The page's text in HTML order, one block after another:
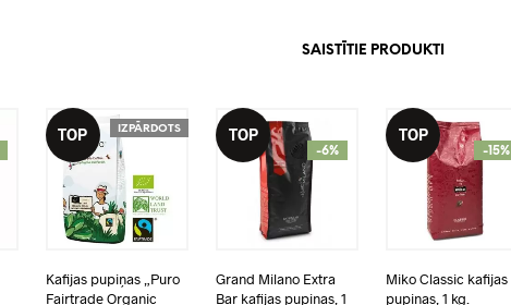
SAISTĪTIE PRODUKTI
IZPĀRDOTS
TOP
Kafijas pupiņas „Puro
Fairtrade Organic
-6%
TOP
Grand Milano Extra
Bar kafijas pupiņas, 1
-15%
TOP
Miko Classic kafijas
pupiņas, 1 kg.